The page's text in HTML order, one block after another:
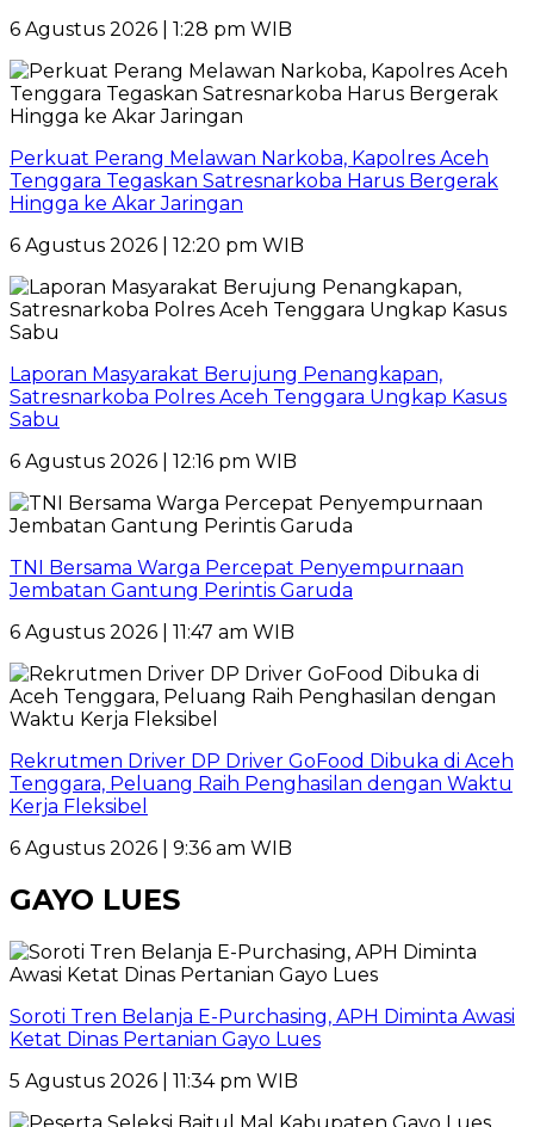
6 Agustus 2026 | 1:28 pm WIB
Perkuat Perang Melawan Narkoba, Kapolres Aceh
Tenggara Tegaskan Satresnarkoba Harus Bergerak
Hingga ke Akar Jaringan
6 Agustus 2026 | 12:20 pm WIB
Laporan Masyarakat Berujung Penangkapan,
Satresnarkoba Polres Aceh Tenggara Ungkap Kasus
Sabu
6 Agustus 2026 | 12:16 pm WIB
TNI Bersama Warga Percepat Penyempurnaan
Jembatan Gantung Perintis Garuda
6 Agustus 2026 | 11:47 am WIB
Rekrutmen Driver DP Driver GoFood Dibuka di Aceh
Tenggara, Peluang Raih Penghasilan dengan Waktu
Kerja Fleksibel
6 Agustus 2026 | 9:36 am WIB
GAYO LUES
Soroti Tren Belanja E-Purchasing, APH Diminta Awasi
Ketat Dinas Pertanian Gayo Lues
5 Agustus 2026 | 11:34 pm WIB